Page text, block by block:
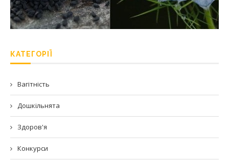
КАТЕГОРІЇ
Вагітність
Дошкільнята
Здоров'я
Конкурси